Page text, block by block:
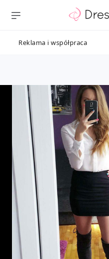
Reklama i współpraca